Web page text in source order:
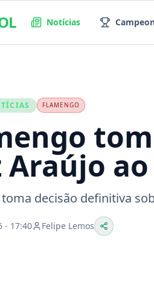
Notícias
FLAMENGO
Araújo ao
decisão definitiva
- 17:40 Felipe Lemos